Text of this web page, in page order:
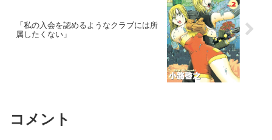
「私の入会を認めるようなクラブには所
属したくない」
コメント